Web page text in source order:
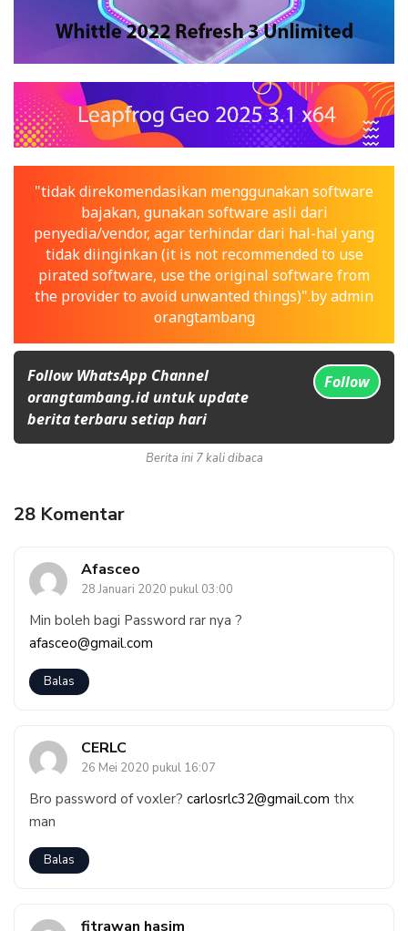
"tidak direkomendasikan menggunakan software
bajakan, gunakan software asli dari
penyedia/vendor, agar terhindar dari hal-hal yang
tidak diinginkan (it is not recommended to use
pirated software, use the original software from
the provider to avoid unwanted things)".by admin
orangtambang
Follow WhatsApp Channel
orangtambang.id untuk update
berita terbaru setiap hari
Follow
Berita ini 7 kali dibaca
28 Komentar
Afasceo
28 Januari 2020 pukul 03:00
Min boleh bagi Password rar nya ?
afasceo@gmail.com
Balas
CERLC
26 Mei 2020 pukul 16:07
Bro password of voxler? carlosrlc32@gmail.com thx
man
Balas
fitrawan hasim